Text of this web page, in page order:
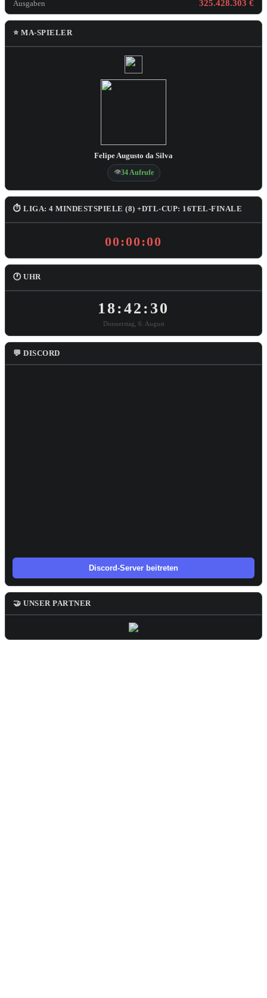
Ausgaben 325.428.303 €
⭐ MA-SPIELER
Felipe Augusto da Silva
👁34 Aufrufe
⏱ LIGA: 4 MINDESTSPIELE (8) +DTL-CUP: 16TEL-FINALE
00:00:00
🕐 UHR
18:42:31
Donnerstag, 6. August
💬 DISCORD
Discord-Server beitreten
🤝 UNSER PARTNER